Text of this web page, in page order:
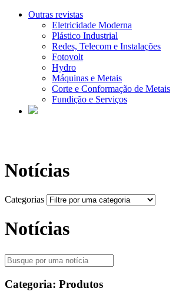
Outras revistas
Eletricidade Moderna
Plástico Industrial
Redes, Telecom e Instalações
Fotovolt
Hydro
Máquinas e Metais
Corte e Conformação de Metais
Fundição e Serviços
Notícias
Categorias
Notícias
Categoria: Produtos